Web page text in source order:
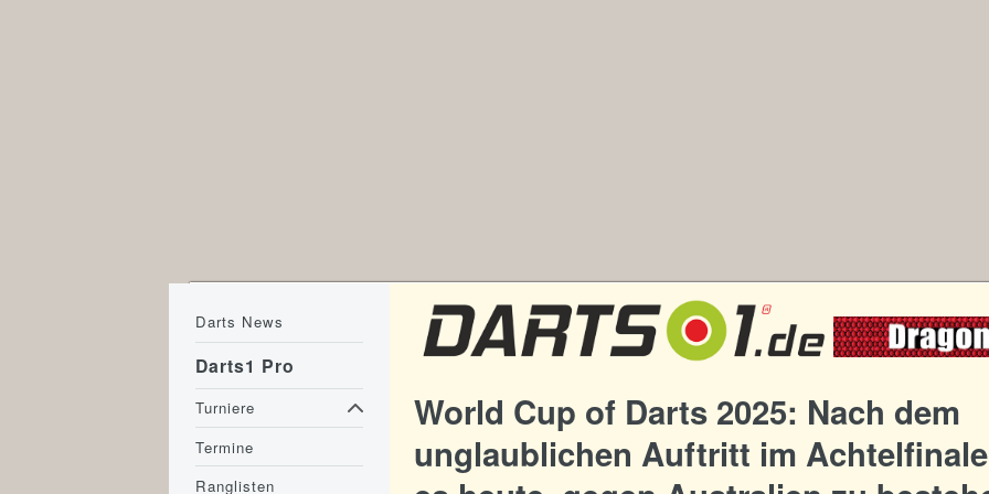
World Cup of Darts 2025: Nach dem
unglaublichen Auftritt im
Darts News
Darts1 Pro
Turniere
Termine
Ranglisten